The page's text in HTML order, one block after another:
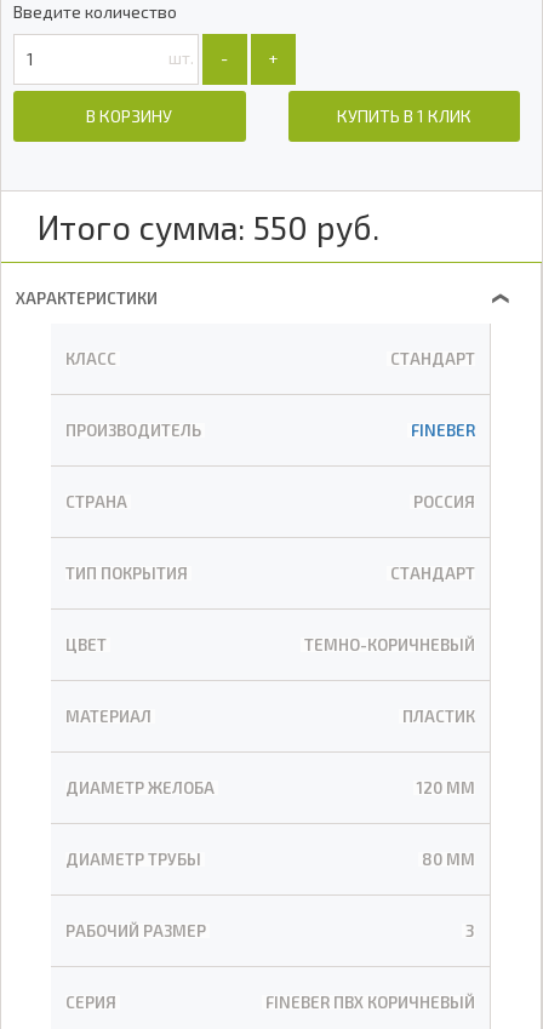
Введите количество
шт. +
-
В КОРЗИНУ КУПИТЬ В 1 КЛИК
Итого сумма: 550 руб.
ХАРАКТЕРИСТИКИ ❯
КЛАСС СТАНДАРТ
ПРОИЗВОДИТЕЛЬ FINEBER
СТРАНА РОССИЯ
ТИП ПОКРЫТИЯ СТАНДАРТ
ЦВЕТ ТЕМНО-КОРИЧНЕВЫЙ
МАТЕРИАЛ ПЛАСТИК
ДИАМЕТР ЖЕЛОБА 120 ММ
ДИАМЕТР ТРУБЫ 80 ММ
РАБОЧИЙ РАЗМЕР 3
СЕРИЯ FINEBER ПВХ КОРИЧНЕВЫЙ